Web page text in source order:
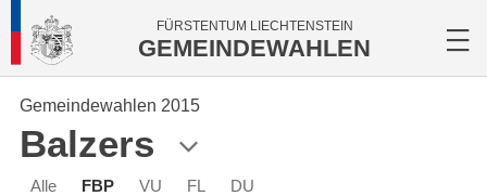
FÜRSTENTUM LIECHTENSTEIN
GEMEINDEWAHLEN
Gemeindewahlen 2015
Balzers
Alle FBP VU FL DU